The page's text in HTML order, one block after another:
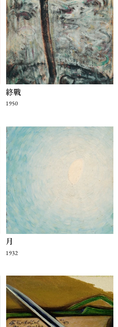
終戰
1950
月
1932